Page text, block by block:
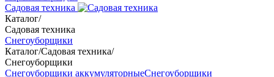
Садовая техника
Каталог/
Садовая техника
Снегоуборщики
Каталог/Садовая техника/
Снегоуборщики
Снегоуборщики аккумуляторныеСнегоуборщики